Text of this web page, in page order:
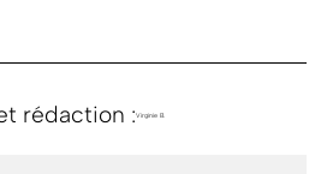
rédaction :Virginie B.